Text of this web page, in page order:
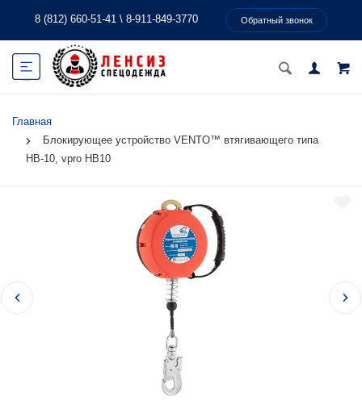
8 (812) 660-51-41 \ 8-911-849-3770 Обратный звонок
Главная
Блокирующее устройство VENTO™ втягивающего типа
НВ-10, vpro HB10